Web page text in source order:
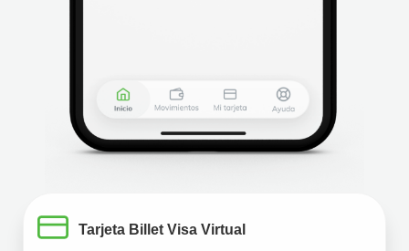
Tarjeta Billet Visa Virtual